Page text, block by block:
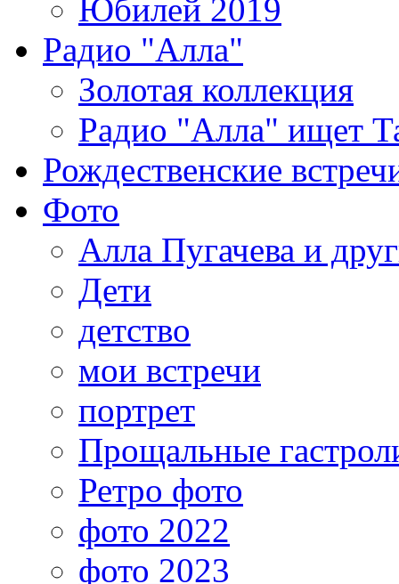
Юбилей 2019
Радио "Алла"
Золотая коллекция
Радио "Алла" ищет
Рождественские
Фото
Алла Пугачева и
Дети
детство
мои встречи
портрет
Прощальные
Ретро фото
фото 2022
фото 2023